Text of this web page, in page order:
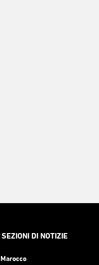
SEZIONI DI NOTIZIE
Marocco